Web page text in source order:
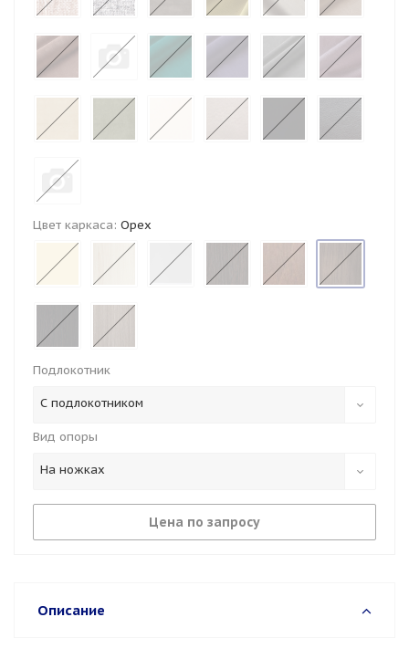
Цвет каркаса: Орех
Подлокотник
С подлокотником
Вид опоры
На ножках
Цена по запросу
Описание